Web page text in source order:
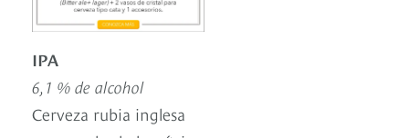
IPA
6,1 % de alcohol
Cerveza rubia inglesa